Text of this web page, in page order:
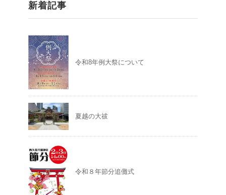
新着記事
令和8年例大祭について
夏越の大祓
令和８年節分追儺式